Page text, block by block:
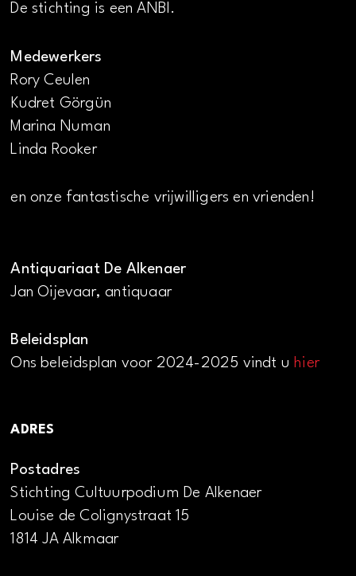
De stichting is een ANBI.
Medewerkers
Rory Ceulen
Kudret Görgün
Marina Numan
Linda Rooker
en onze fantastische vrijwilligers en vrienden!
Antiquariaat De Alkenaer
Jan Oijevaar, antiquaar
Beleidsplan
Ons beleidsplan voor 2024-2025 vindt uhier
ADRES
Postadres
Stichting Cultuurpodium De Alkenaer
Louise de Colignystraat 15
1814 JA Alkmaar